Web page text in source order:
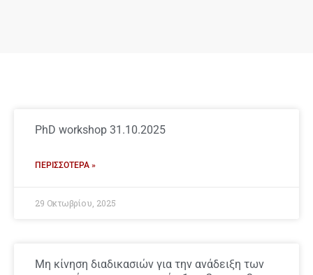
PhD workshop 31.10.2025
ΠΕΡΙΣΣΌΤΕΡΑ »
29 Οκτωβρίου, 2025
Μη κίνηση διαδικασιών για την ανάδειξη των